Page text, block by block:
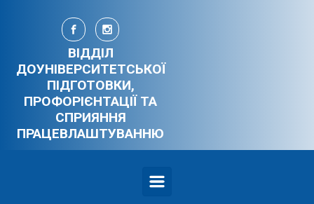
Skip to main content
ВІДДІЛ
ДОУНІВЕРСИТЕТСЬКОЇ
ПІДГОТОВКИ,
ПРОФОРІЄНТАЦІЇ ТА
СПРИЯННЯ
ПРАЦЕВЛАШТУВАННЮ